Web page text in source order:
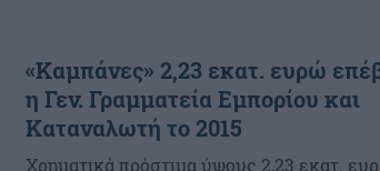
«Καμπάνες» 2,23 εκατ. ευρώ
η Γεν. Γραμματεία Εμπορίου και
Καταναλωτή το 2015
Χρηματικά πρόστιμα ύψους 2,23 εκατ.